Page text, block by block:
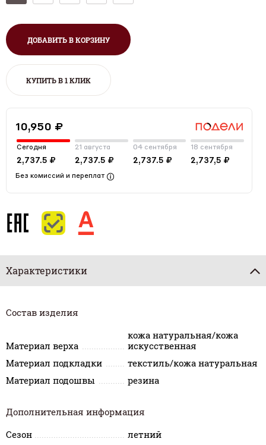
ДОБАВИТЬ В КОРЗИНУ
КУПИТЬ В 1 КЛИК
10,950 ₽
Сегодня
2,737.5 ₽
21 августа
2,737.5 ₽
04 сентября
2,737.5 ₽
18 сентября
2,737,5 ₽
Без комиссий и переплат
Характеристики
Состав изделия
Материал верха
кожа натуральная/кожа
искусственная
Материал подкладки
текстиль/кожа натуральная
Материал подошвы
резина
Дополнительная информация
Сезон
летний